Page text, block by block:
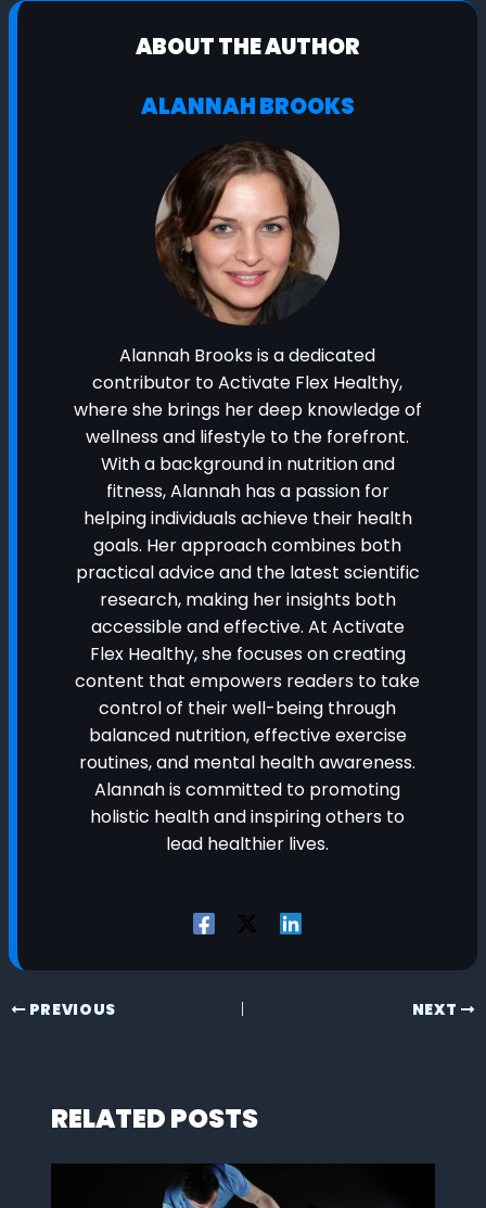
ABOUT THE AUTHOR
ALANNAH BROOKS
Alannah Brooks is a dedicated
contributor to Activate Flex Healthy,
where she brings her deep knowledge of
wellness and lifestyle to the forefront.
With a background in nutrition and
fitness, Alannah has a passion for
helping individuals achieve their health
goals. Her approach combines both
practical advice and the latest scientific
research, making her insights both
accessible and effective. At Activate
Flex Healthy, she focuses on creating
content that empowers readers to take
control of their well-being through
balanced nutrition, effective exercise
routines, and mental health awareness.
Alannah is committed to promoting
holistic health and inspiring others to
lead healthier lives.
PREVIOUS NEXT
RELATED POSTS